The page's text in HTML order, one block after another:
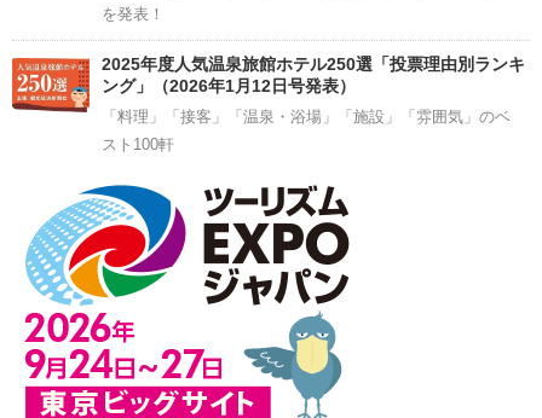
を発表！
2025年度人気温泉旅館ホテル250選「投票理由別ランキ
ング」（2026年1月12日号発表）
「料理」「接客」「温泉・浴場」「施設」「雰囲気」のベ
スト100軒